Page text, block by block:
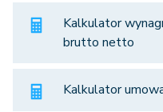
Kalkulator
brutto netto
Kalkulator